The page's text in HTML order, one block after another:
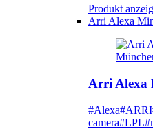
Produkt
Arri Alexa
Arri Alexa
#Alexa#ARRI
camera#LPL